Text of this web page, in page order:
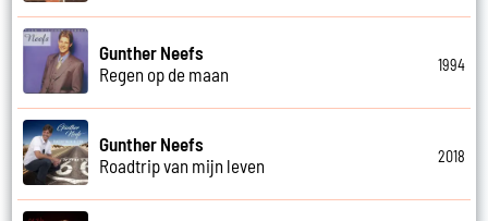
Gunther Neefs
Regen op de maan
1994
Gunther Neefs
Roadtrip van mijn leven
2018